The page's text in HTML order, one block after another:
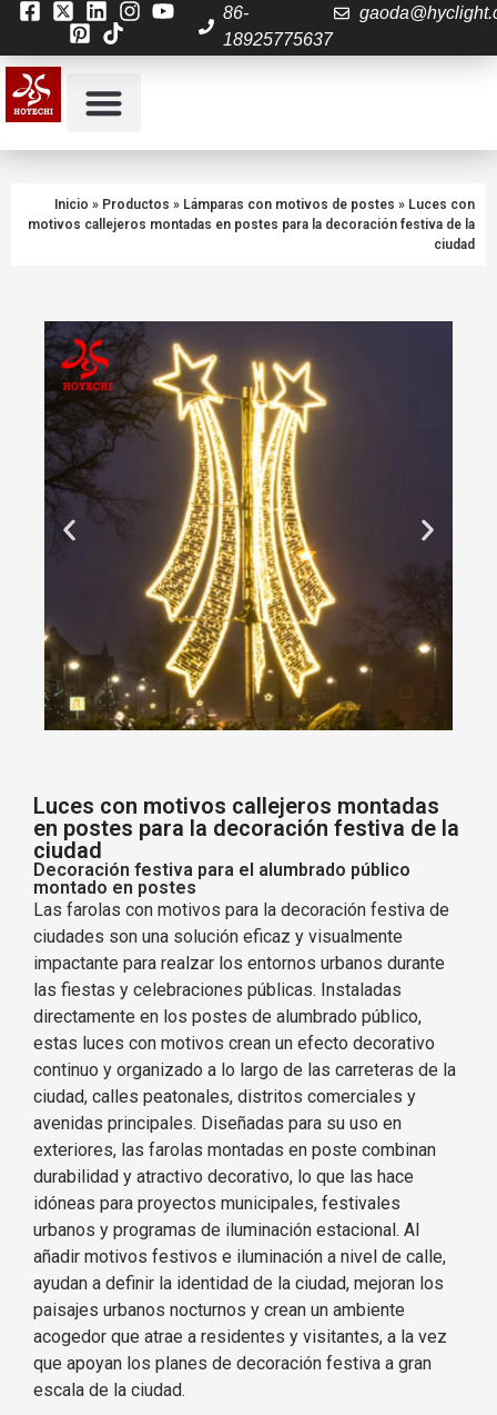
86-
18925775637
Inicio » Productos » Lámparas con motivos de postes » Luces con
motivos callejeros montadas en postes para la decoración festiva de la
ciudad
Luces con motivos callejeros montadas
en postes para la decoración festiva de la
ciudad
Decoración festiva para el alumbrado público
montado en postes
Las farolas con motivos para la decoración festiva de
ciudades son una solución eficaz y visualmente
impactante para realzar los entornos urbanos durante
las fiestas y celebraciones públicas. Instaladas
directamente en los postes de alumbrado público,
estas luces con motivos crean un efecto decorativo
continuo y organizado a lo largo de las carreteras de la
ciudad, calles peatonales, distritos comerciales y
avenidas principales. Diseñadas para su uso en
exteriores, las farolas montadas en poste combinan
durabilidad y atractivo decorativo, lo que las hace
idóneas para proyectos municipales, festivales
urbanos y programas de iluminación estacional. Al
añadir motivos festivos e iluminación a nivel de calle,
ayudan a definir la identidad de la ciudad, mejoran los
paisajes urbanos nocturnos y crean un ambiente
acogedor que atrae a residentes y visitantes, a la vez
que apoyan los planes de decoración festiva a gran
escala de la ciudad.